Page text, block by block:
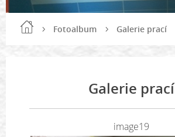
Fotoalbum Galerie prací
Galerie prací
image19